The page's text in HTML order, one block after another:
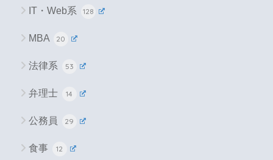
IT・Web系 128
MBA 20
法律系 53
弁理士 14
公務員 29
食事 12